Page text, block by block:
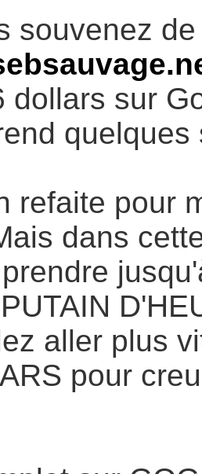
souvenez
dollars sur
quelques
refaite pour
dans
aller plus
pour